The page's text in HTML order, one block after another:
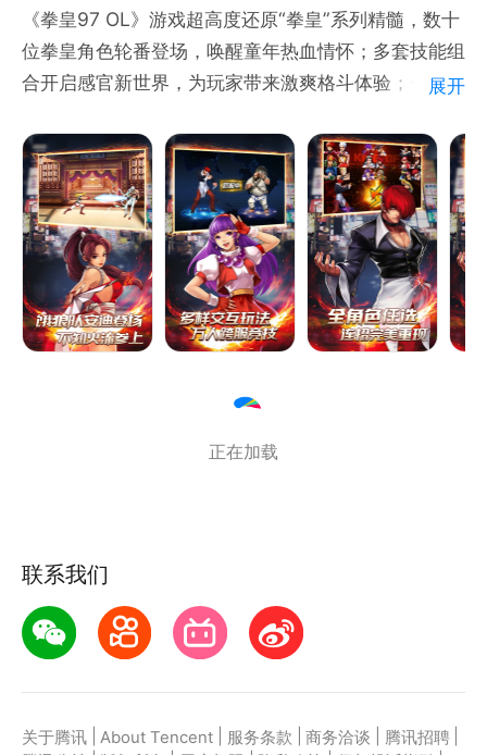
《拳皇97 OL》游戏超高度还原“拳皇”系列精髓，数十
位拳皇角色轮番登场，唤醒童年热血情怀；多套技能组
合开启感官新世界，为玩家带来激爽格斗体验；合理的
真实打的击感，实现你连击爆表的超神之梦；！
---真拳皇格斗模式，3V3接力对决---
老拳皇的对决模式，玩家与玩家之间的实时格斗对战，
每人操控3名角色接力上阵。
---极简轻松操作，连招一气呵成---
拳拳到肉的爽快打击、级致真实的动作表现、不再有繁
招式完美复刻，酷炫必杀炫翻全场！
打破服务器壁垒，各区实力超群的精英玩家可以跨服挑
原作当中的数十位角色将轮番登场，在游戏中可以选择
并操作不同的格斗家进行战斗，每一名格斗家都是一种
全新的格斗体验！
展开
正在加载
联系我们
关于腾讯 About Tencent 服务条款 商务洽谈 腾讯招聘